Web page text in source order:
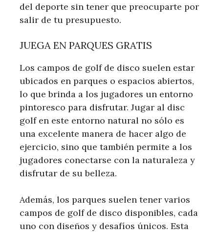
del deporte sin tener que preocuparte por
salir de tu presupuesto.
JUEGA EN PARQUES GRATIS
Los campos de golf de disco suelen estar
ubicados en parques o espacios abiertos,
lo que brinda a los jugadores un entorno
pintoresco para disfrutar. Jugar al disc
golf en este entorno natural no sólo es
una excelente manera de hacer algo de
ejercicio, sino que también permite a los
jugadores conectarse con la naturaleza y
disfrutar de su belleza.
Además, los parques suelen tener varios
campos de golf de disco disponibles, cada
uno con diseños y desafíos únicos. Esta